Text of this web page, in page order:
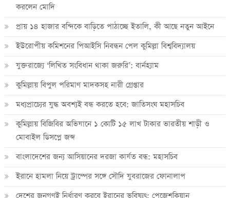
করলেন মোদি
প্রায় ১৪ হাজার বন্দিকে বাড়িতে পাঠাচ্ছে ইতালি, কী আছে নতুন আইনে
ইউরোপীয় কমিশনের পিআইসি নিবন্ধন পেল কুমিল্লা বিশ্ববিদ্যালয়
যুক্তরাজ্যে ‘লিখিত সংবিধান থাকা জরুরি’: বার্নহ্যাম
কুমিল্লায় বিপুল পরিমাণ মাদকসহ নারী গ্রেপ্তার
মধ্যপ্রাচ্যের যুদ্ধ অবশ্যই বন্ধ করতে হবে: জাতিসংঘ মহাসচিব
কুমিল্লায় বিজিবির অভিযানে ১ কোটি ১৫ লাখ টাকার ভারতীয় শাড়ী ও
মোবাইল ডিসপ্লে জব্দ
বাংলাদেশের জন্য আসিয়ানের দরজা কার্যত বন্ধ: মহাসচিব
ইরানে হামলা নিয়ে ট্রাম্পের সঙ্গে সৌদি যুবরাজের ফোনালাপ
দেশের জনগণই নির্ধারণ করবে ইরানের ভবিষ্যৎ: পেজেশকিয়ান